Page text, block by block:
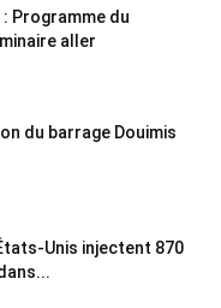
Programme du
aller
du barrage Douimis
Unis injectent 870